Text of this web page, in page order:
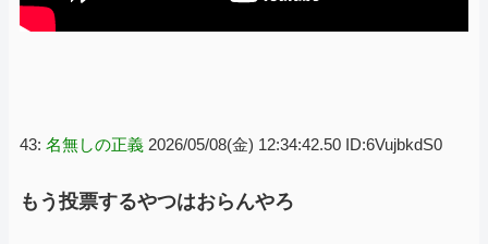
43: 名無しの正義 2026/05/08(金) 12:34:42.50 ID:6VujbkdS0
もう投票するやつはおらんやろ